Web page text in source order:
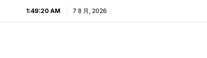
1:49:21 AM 7 8 月, 2026